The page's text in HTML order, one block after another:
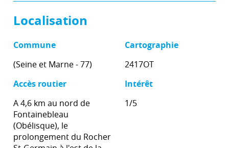
Localisation
Commune
(Seine et Marne - 77)
Accès routier
A 4,6 km au nord de
Fontainebleau
(Obélisque), le
prolongement du Rocher
Cartographie
2417OT
Intérêt
1/5